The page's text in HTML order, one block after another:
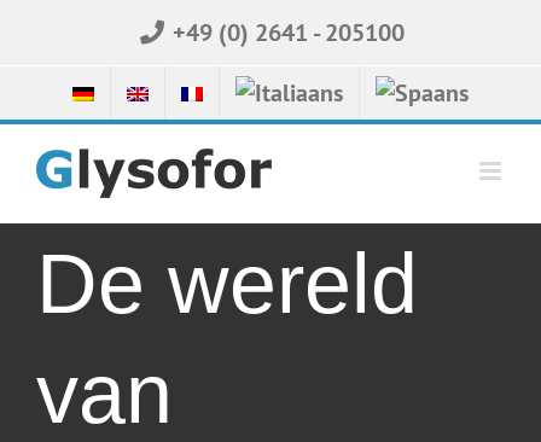
+49 (0) 2641 - 205100
De wereld
van